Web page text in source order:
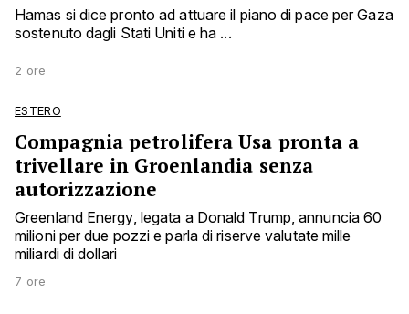
Hamas si dice pronto ad attuare il piano di pace per Gaza
sostenuto dagli Stati Uniti e ha ...
2 ore
ESTERO
Compagnia petrolifera Usa pronta a
trivellare in Groenlandia senza
autorizzazione
Greenland Energy, legata a Donald Trump, annuncia 60
milioni per due pozzi e parla di riserve valutate mille
miliardi di dollari
7 ore